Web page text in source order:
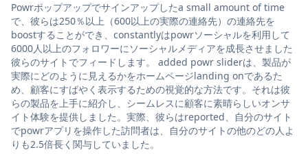
Powrポップアップでサインアップしたa small amount of time
で、彼らは250％以上（600以上の実際の連絡先）の連絡先を
boostすることができ、constantlyはpowrソーシャルを利用して
6000人以上のフォロワーにソーシャルメディアを成長させました
彼らのサイトでフィードします。 added powr sliderは、製品が
実際にどのように見えるかをホームページlanding onであるた
め、顧客にすばやく表示するための視覚的な方法です。それは彼
らの製品を上手に紹介し、シームレスに顧客に素晴らしいオンサ
イト体験を提供しました。実際、彼らはreported、自分のサイト
でpowrアプリを操作した訪問者は、自分のサイトの他のどの人よ
りも2.5倍長く関与していました。